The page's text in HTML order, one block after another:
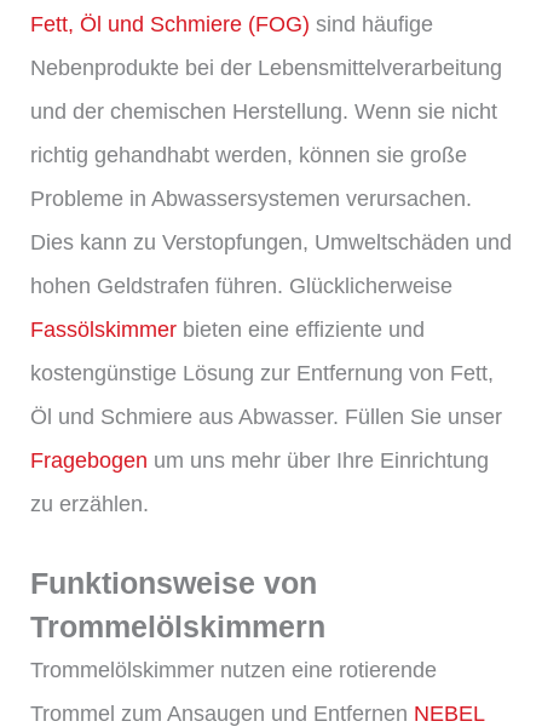
Fett, Öl und Schmiere (FOG) sind häufige
Nebenprodukte bei der Lebensmittelverarbeitung
und der chemischen Herstellung. Wenn sie nicht
richtig gehandhabt werden, können sie große
Probleme in Abwassersystemen verursachen.
Dies kann zu Verstopfungen, Umweltschäden und
hohen Geldstrafen führen. Glücklicherweise
Fassölskimmer bieten eine effiziente und
kostengünstige Lösung zur Entfernung von Fett,
Öl und Schmiere aus Abwasser. Füllen Sie unser
Fragebogen um uns mehr über Ihre Einrichtung
zu erzählen.
Funktionsweise von
Trommelölskimmern
Trommelölskimmer nutzen eine rotierende
Trommel zum Ansaugen und Entfernen NEBEL